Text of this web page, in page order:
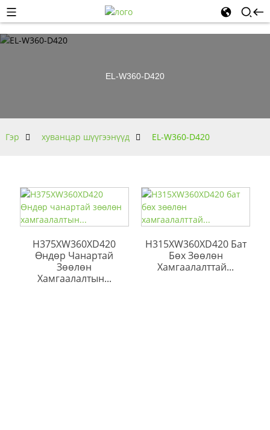
EL-W360-D420
Гэр хуванцар шүүгээнүүд EL-W360-D420
H375XW360XD420
Өндөр Чанартай
Зөөлөн
Хамгаалалтын...
H315XW360XD420 Бат
Бөх Зөөлөн
Хамгаалалттай...